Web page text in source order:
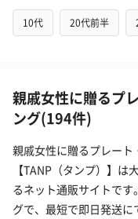
10代 20代前半
親戚女性に贈るプ
ング(194件)
親戚女性に贈るプレート
【TANP（タンプ）】は
るネット通販サイトで
グで、最短で即日発送に